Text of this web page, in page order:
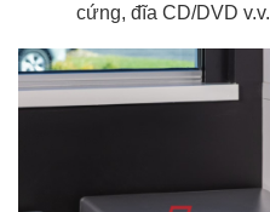
cứng, đĩa CD/DVD